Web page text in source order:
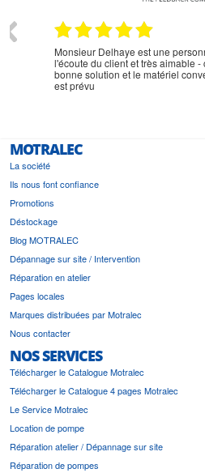
Monsieur Delhaye est une
l'écoute du client et très aimable
bonne solution et le matériel
est prévu
MOTRALEC
La société
Ils nous font confiance
Promotions
Déstockage
Blog MOTRALEC
Dépannage sur site / Intervention
Réparation en atelier
Pages locales
Marques distribuées par Motralec
Nous contacter
NOS SERVICES
Télécharger le Catalogue Motralec
Télécharger le Catalogue 4 pages Motralec
Le Service Motralec
Location de pompe
Réparation atelier / Dépannage sur site
Réparation de pompes